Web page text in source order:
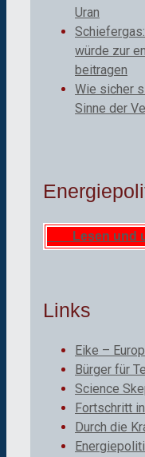
Uran
würde zur
beitragen
Wie sicher
Sinne der
Lesen und
Links
Eike –
Bürger für
Science
Fortschritt
Durch die